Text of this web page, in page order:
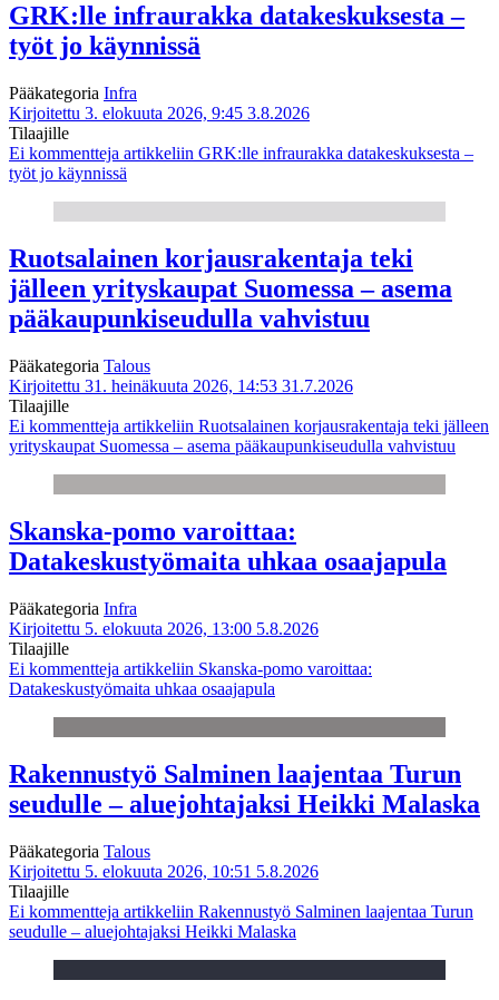
GRK:lle infraurakka datakeskuksesta –
työt jo käynnissä
Pääkategoria Infra
Kirjoitettu 3. elokuuta 2026, 9:45 3.8.2026
Tilaajille
Ei kommentteja artikkeliin GRK:lle infraurakka datakeskuksesta –
työt jo käynnissä
Ruotsalainen korjausrakentaja teki
jälleen yrityskaupat Suomessa – asema
pääkaupunkiseudulla vahvistuu
Pääkategoria Talous
Kirjoitettu 31. heinäkuuta 2026, 14:53 31.7.2026
Tilaajille
Ei kommentteja artikkeliin Ruotsalainen korjausrakentaja teki jälleen
yrityskaupat Suomessa – asema pääkaupunkiseudulla vahvistuu
Skanska-pomo varoittaa:
Datakeskustyömaita uhkaa osaajapula
Pääkategoria Infra
Kirjoitettu 5. elokuuta 2026, 13:00 5.8.2026
Tilaajille
Ei kommentteja artikkeliin Skanska-pomo varoittaa:
Datakeskustyömaita uhkaa osaajapula
Rakennustyö Salminen laajentaa Turun
seudulle – aluejohtajaksi Heikki Malaska
Pääkategoria Talous
Kirjoitettu 5. elokuuta 2026, 10:51 5.8.2026
Tilaajille
Ei kommentteja artikkeliin Rakennustyö Salminen laajentaa Turun
seudulle – aluejohtajaksi Heikki Malaska